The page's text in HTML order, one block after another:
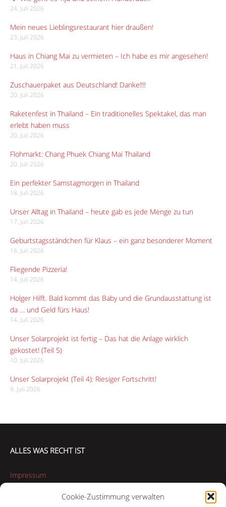
Cookie-Zustimmung verwalten
24. Juli 2026
Mein neues Lieblingsrestaurant hier draußen!
23. Juli 2026
Haus in Chiang Mai zu vermieten – Ich habe es mir angesehen!
21. Juli 2026
Zuschauerpaket aus Deutschland! Danke!!!!
20. Juli 2026
Raketenfest in Thailand – Ein traditionelles Spektakel, das man
erlebt haben muss
20. Juli 2026
Flohmarkt: Chang Phuek Chiang Mai Thailand
20. Juli 2026
Ein perfekter Samstagmorgen in Thailand
18. Juli 2026
Unser Alltag in Thailand – heute gab es jede Menge zu tun
17. Juli 2026
Geburtstagsständchen für Klaus – ein ganz besonderer Moment
16. Juli 2026
Fliegende Pizzeria!
14. Juli 2026
Holger Hilft. Bald kommt das Baby und die Grundausstattung ist
da … und Geld fürs Haus!
14. Juli 2026
Unser Solarprojekt ist fertig – Das hat die Anlage wirklich
gekostet! (Teil 5)
10. Juli 2026
Unser Solarprojekt (Teil 4): Riesiger Fortschritt!
9. Juli 2026
ALLES WAS RECHT IST
Impressum
Datenschutzerklärung